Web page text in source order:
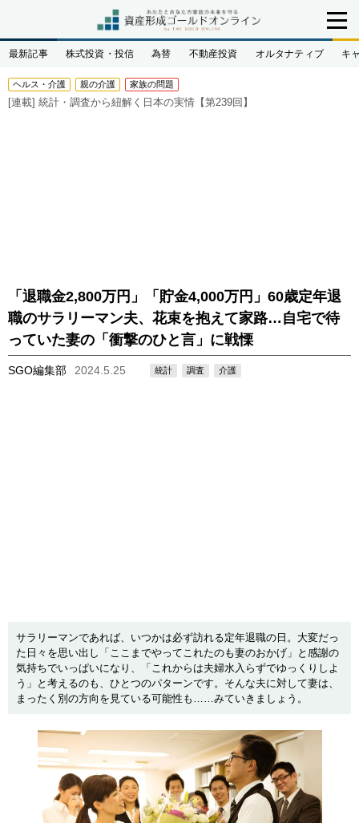
最新記事 株式投資・投信 為替 不動産投資 オルタナティブ キ
ヘルス・介護 親の介護 家族の問題
[連載] 統計・調査から紐解く日本の実情【第239回】
「退職金2,800万円」「貯金4,000万円」60歳定年退
職のサラリーマン夫、花束を抱えて家路…自宅で待
っていた妻の「衝撃のひと言」に戦慄
SGO編集部 2024.5.25 統計 調査 介護
サラリーマンであれば、いつかは必ず訪れる定年退職の日。大変だっ
た日々を思い出し「ここまでやってこれたのも妻のおかげ」と感謝の
気持ちでいっぱいになり、「これからは夫婦水入らずでゆっくりしよ
う」と考えるのも、ひとつのパターンです。そんな夫に対して妻は、
まったく別の方向を見ている可能性も……みていきましょう。